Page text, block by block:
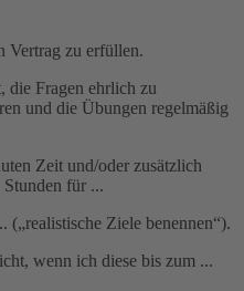
Vertrag zu erfüllen.
die Fragen ehrlich zu
und die Übungen regelmäßig
Zeit und/oder zusätzlich
für ...
(„realistische Ziele benennen“).
wenn ich diese bis zum ...